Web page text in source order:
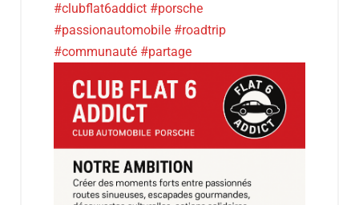
#clubflat6addict #porsche
#passionautomobile #roadtrip
#communauté #partage